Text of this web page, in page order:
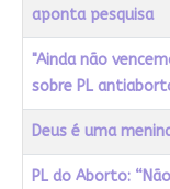
aponta pesquisa
"Ainda não
sobre PL
Deus é uma
PL do Aborto: